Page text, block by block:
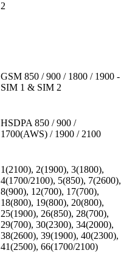
2
GSM 850 / 900 / 1800 / 1900 -
SIM 1 & SIM 2
HSDPA 850 / 900 /
1700(AWS) / 1900 / 2100
1(2100), 2(1900), 3(1800),
4(1700/2100), 5(850), 7(2600),
8(900), 12(700), 17(700),
18(800), 19(800), 20(800),
25(1900), 26(850), 28(700),
29(700), 30(2300), 34(2000),
38(2600), 39(1900), 40(2300),
41(2500), 66(1700/2100)